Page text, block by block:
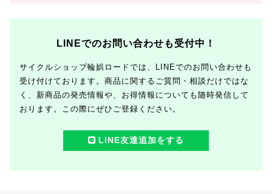
LINEでのお問い合わせも受付中！
サイクルショップ輪娯ロードでは、LINEでのお問い合わせも
受け付けております。商品に関するご質問・相談だけではな
く、新商品の発売情報や、お得情報についても随時発信して
おります。この際にぜひご登録ください。
LINE友達追加をする